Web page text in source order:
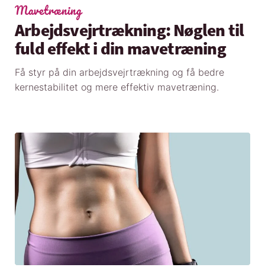
Mavetræning
Arbejdsvejrtrækning: Nøglen til
fuld effekt i din mavetræning
Få styr på din arbejdsvejrtrækning og få bedre
kernestabilitet og mere effektiv mavetræning.